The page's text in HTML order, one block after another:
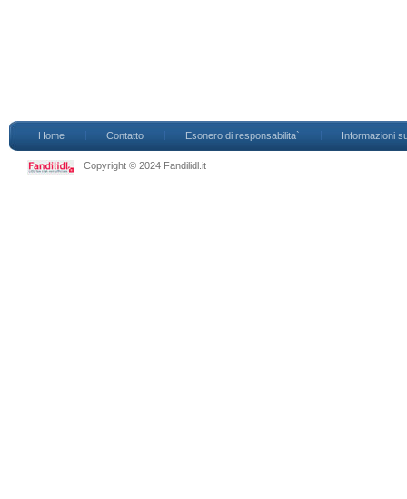
Home Contatto Esonero di responsabilita` Informazioni
Copyright © 2024 Fandilidl.it